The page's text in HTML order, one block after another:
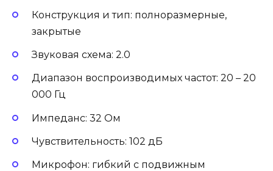
Конструкция и тип: полноразмерные,
закрытые
Звуковая схема: 2.0
Диапазон воспроизводимых частот: 20 – 20
000 Гц
Импеданс: 32 Ом
Чувствительность: 102 дБ
Микрофон: гибкий с подвижным